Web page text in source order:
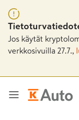
Jos käytät
verkkosivuilla 27.7.,